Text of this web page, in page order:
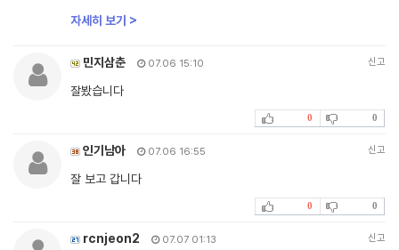
자세히 보기 >
민지삼춘 07.06 15:10 신고
잘봤습니다
0 0
인기남아 07.06 16:55 신고
잘 보고 갑니다
0 0
rcnjeon2 07.07 01:13 신고